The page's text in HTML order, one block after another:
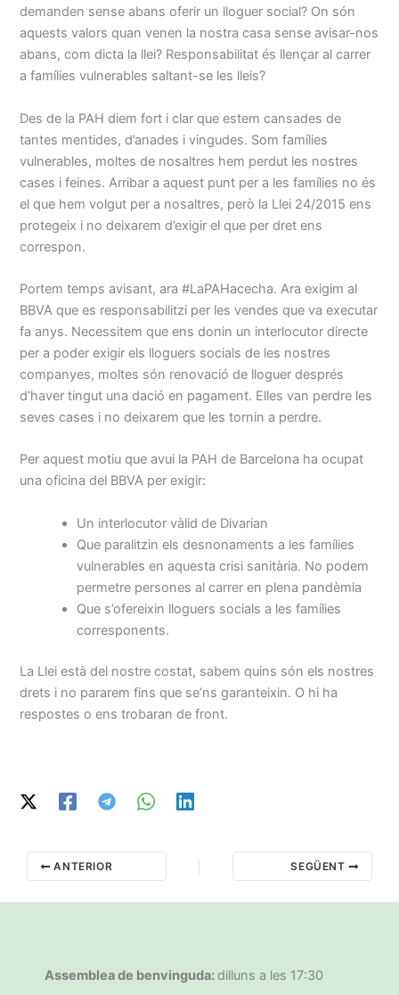
demanden sense abans oferir un lloguer social? On són
aquests valors quan venen la nostra casa sense avisar-nos
abans, com dicta la llei? Responsabilitat és llençar al carrer
a famílies vulnerables saltant-se les lleis?
Des de la PAH diem fort i clar que estem cansades de
tantes mentides, d’anades i vingudes. Som famílies
vulnerables, moltes de nosaltres hem perdut les nostres
cases i feines. Arribar a aquest punt per a les famílies no és
el que hem volgut per a nosaltres, però la Llei 24/2015 ens
protegeix i no deixarem d’exigir el que per dret ens
correspon.
Portem temps avisant, ara #LaPAHacecha. Ara exigim al
BBVA que es responsabilitzi per les vendes que va executar
fa anys. Necessitem que ens donin un interlocutor directe
per a poder exigir els lloguers socials de les nostres
companyes, moltes són renovació de lloguer després
d’haver tingut una dació en pagament. Elles van perdre les
seves cases i no deixarem que les tornin a perdre.
Per aquest motiu que avui la PAH de Barcelona ha ocupat
una oficina del BBVA per exigir:
Un interlocutor vàlid de Divarian
Que paralitzin els desnonaments a les famílies
vulnerables en aquesta crisi sanitària. No podem
permetre persones al carrer en plena pandèmia
Que s’ofereixin lloguers socials a les famílies
corresponents.
La Llei està del nostre costat, sabem quins són els nostres
drets i no pararem fins que se’ns garanteixin. O hi ha
respostes o ens trobaran de front.
ANTERIOR SEGÜENT
Assemblea de benvinguda: dilluns a les 17:30